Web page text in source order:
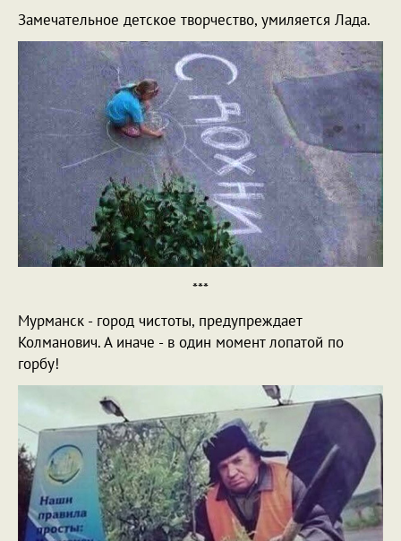
Замечательное детское творчество, умиляется Лада.
***
Мурманск - город чистоты, предупреждает
Колманович. А иначе - в один момент лопатой по
горбу!